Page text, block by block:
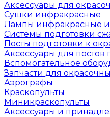
Аксессуары для
Сушки инфракрасные
Лампы инфракрасные и
Системы подготовки
Посты подготовки к
Аксессуары для постов
Вспомогательное
Запчасти для
Аэрографы
Краскопульты
Миникраскопульты
Аксессуары и